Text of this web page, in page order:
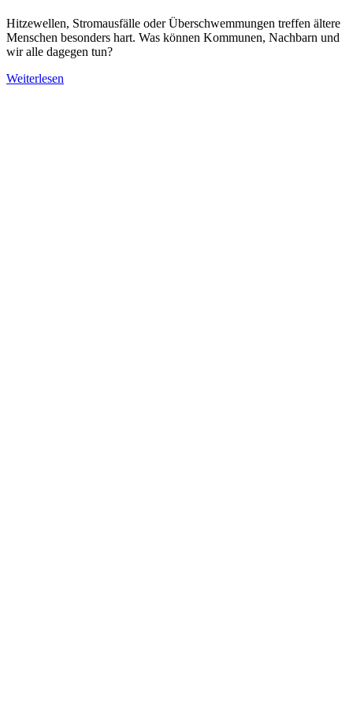
Hitzewellen, Stromausfälle oder Überschwemmungen treffen ältere
Menschen besonders hart. Was können Kommunen, Nachbarn und
wir alle dagegen tun?
Weiterlesen